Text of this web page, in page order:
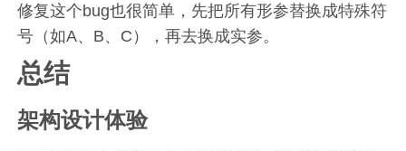
修复这个bug也很简单，先把所有形参替换成特殊符
号（如A、B、C），再去换成实参。
总结
架构设计体验